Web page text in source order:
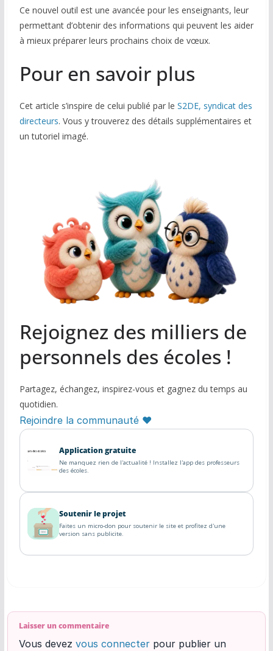
Ce nouvel outil est une avancée pour les enseignants, leur
permettant d’obtenir des informations qui peuvent les aider
à mieux préparer leurs prochains choix de vœux.
Pour en savoir plus
Cet article s’inspire de celui publié par le S2DE, syndicat des
directeurs. Vous y trouverez des détails supplémentaires et
un tutoriel imagé.
Rejoignez des milliers de
personnels des écoles !
Partagez, échangez, inspirez-vous et gagnez du temps au
quotidien.
Rejoindre la communauté ♥
Application gratuite
Ne manquez rien de l'actualité ! Installez l'app des professeurs
des écoles.
Soutenir le projet
Faites un micro-don pour soutenir le site et profitez d'une
version sans publicite.
Laisser un commentaire
Vous devez vous connecterpour publier un